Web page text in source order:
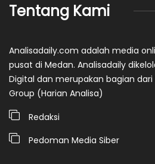
Tentang Kami
Analisadaily.com adalah media
pusat di Medan. Analisadaily
Digital dan merupakan bagian
Group (Harian Analisa)
Redaksi
Pedoman Media Siber